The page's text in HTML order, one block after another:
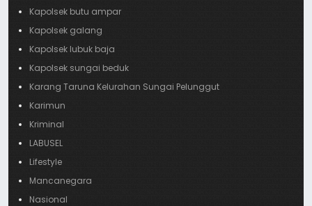
Kapolsek butu ampar
Kapolsek galang
Kapolsek lubuk baja
Kapolsek sungai beduk
Karang Taruna Kelurahan Sungai Pelunggut
Karimun
Kriminal
LABUSEL
Lifestyle
Mancanegara
Nasional